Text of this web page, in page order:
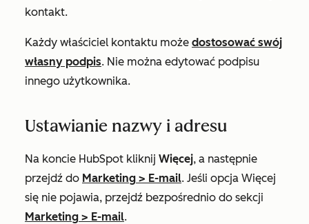
kontakt.
Każdy właściciel kontaktu może dostosować swój
własny podpis. Nie można edytować podpisu
innego użytkownika.
Ustawianie nazwy i adresu
Na koncie HubSpot kliknij Więcej, a następnie
przejdź do Marketing > E-mail. Jeśli opcja Więcej
się nie pojawia, przejdź bezpośrednio do sekcji
Marketing > E-mail.